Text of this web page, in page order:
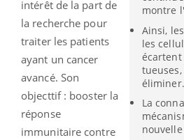
montre
Ainsi,
les
écartent
éliminer.
La
intérêt de la part de
la recherche pour
traiter les patients
ayant un cancer
avancé. Son
objecttif : booster la
réponse
immunitaire contre